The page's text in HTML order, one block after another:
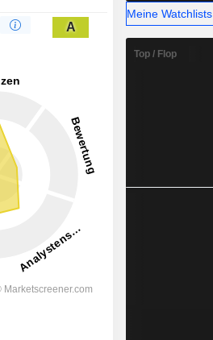
A
Meine Watchlists
Top / Flop